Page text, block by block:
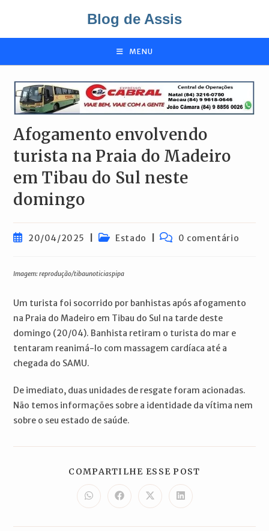
o
Blog de Assis
MENU
Afogamento envolvendo
turista na Praia do Madeiro
em Tibau do Sul neste
domingo
Post20/04/2025
Categoria
Estado
Comentários
0 comentário
Imagem: reprodução/tibaunoticiaspipa
Um turista foi socorrido por banhistas após afogamento
na Praia do Madeiro em Tibau do Sul na tarde deste
domingo (20/04). Banhista retiram o turista do mar e
tentaram reanimá-lo com massagem cardíaca até a
chegada do SAMU.
De imediato, duas unidades de resgate foram acionadas.
Não temos informações sobre a identidade da vítima nem
sobre o seu estado de saúde.
COMPARTILHE ESSE POST
Abre
em
nova
Abre
em
nova
Abre
em
nova
Abre
em
nova